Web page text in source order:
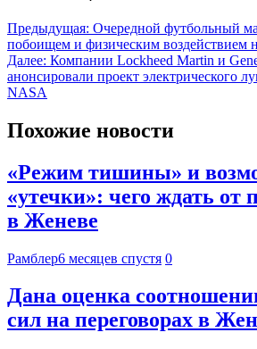
Предыдущая: Очередной футбольный
побоищем и физическим воздействием
Далее: Компании Lockheed Martin и
анонсировали проект электрического
NASA
Похожие новости
«Режим тишины» и
«утечки»: чего ждать от
в Женеве
Рамблер6 месяцев спустя 0
Дана оценка
сил на переговорах в